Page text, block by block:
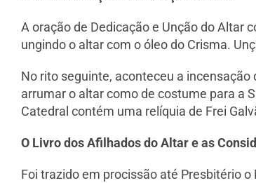
A oração de Dedicação e Unção do Altar
ungindo o altar com o óleo do Crisma.
No rito seguinte, aconteceu a
arrumar o altar como de costume para a
Catedral contém uma relíquia de Frei
O Livro dos Afilhados do Altar e as
Foi trazido em procissão até Presbitério